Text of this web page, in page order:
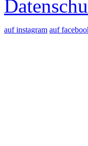
auf instagram auf